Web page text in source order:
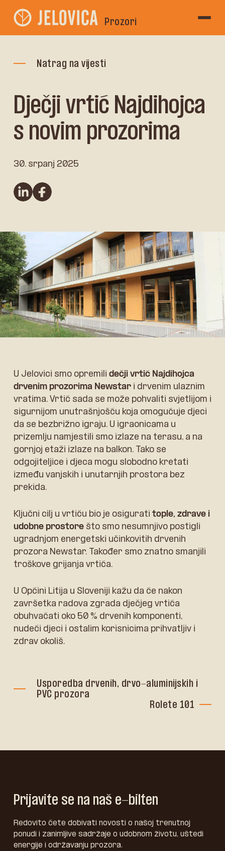
Prozori
Natrag na vijesti
Dječji vrtić Najdihojca
s novim prozorima
30. srpanj 2025
linkedinFacebook
U Jelovici smo opremili dečji vrtić Najdihojca
drvenim prozorima Newstar i drvenim ulaznim
vratima. Vrtić sada se može pohvaliti svjetlijom i
sigurnijom unutrašnjošću koja omogućuje djeci
da se bezbrižno igraju. U igraonicama u
prizemlju namjestili smo izlaze na terasu, a na
gornjoj etaži izlaze na balkon. Tako se
odgojiteljice i djeca mogu slobodno kretati
između vanjskih i unutarnjih prostora bez
prekida.
Ključni cilj u vrtiću bio je osigurati tople, zdrave i
udobne prostore što smo nesumnjivo postigli
ugradnjom energetski učinkovitih drvenih
prozora Newstar. Također smo znatno smanjili
troškove grijanja vrtića.
U Općini Litija u Sloveniji kažu da će nakon
završetka radova zgrada dječjeg vrtića
obuhvaćati oko 50 % drvenih komponenti,
nudeći djeci i ostalim korisnicima prihvatljiv i
zdrav okoliš.
Usporedba drvenih, drvo-aluminijskih i
PVC prozora
Rolete 101
Prijavite se na naš e-bilten
Redovito ćete dobivati novosti o našoj trenutnoj
ponudi i zanimljive sadržaje o udobnom životu, uštedi
energije i održavanju prozora.